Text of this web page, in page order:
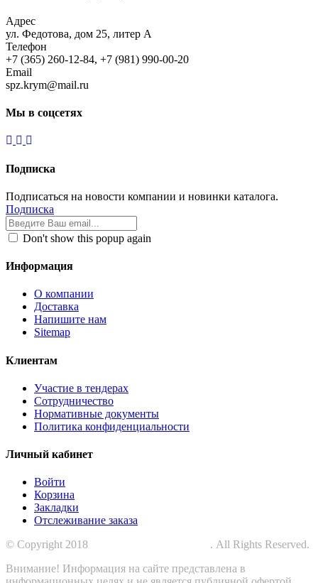
Адрес
ул. Федотова, дом 25, литер А
Телефон
+7 (365) 260-12-84, +7 (981) 990-00-20
Email
spz.krym@mail.ru
Мы в соцсетях
Подписка
Подписаться на новости компании и новинки каталога.
Подписка
Don't show this popup again
Информация
О компании
Доставка
Напишите нам
Sitemap
Клиентам
Участие в тендерах
Сотрудничество
Нормативные документы
Политика конфиденциальности
Личный кабинет
Войти
Корзина
Закладки
Отслеживание заказа
© Copyright 2018
. All Rights Reserved.
Внимание! Информация на сайте представлена в